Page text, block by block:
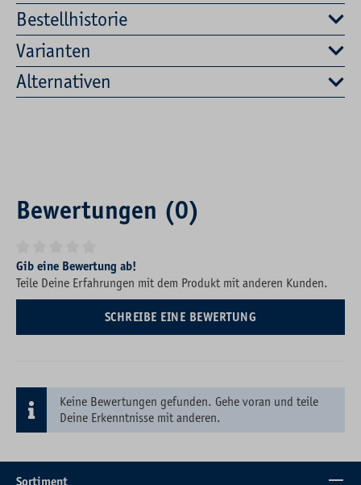
Bestellhistorie
Varianten
Alternativen
Bewertungen (0)
Durchschnittliche Bewertung von 0 von 5 Sternen
Gib eine Bewertung ab!
Teile Deine Erfahrungen mit dem Produkt mit anderen Kunden.
SCHREIBE EINE BEWERTUNG
Keine Bewertungen gefunden. Gehe voran und teile
Deine Erkenntnisse mit anderen.
Sortiment